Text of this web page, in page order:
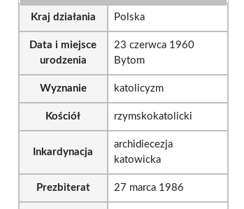
Kraj działania Polska
Data i miejsce
urodzenia
23 czerwca 1960
Bytom
Wyznanie katolicyzm
Kościół rzymskokatolicki
Inkardynacja
archidiecezja
katowicka
Prezbiterat 27 marca 1986